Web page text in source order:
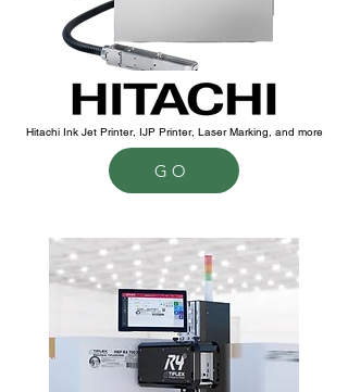
Hitachi Ink Jet Printer, IJP Printer, Laser Marking, and more
GO